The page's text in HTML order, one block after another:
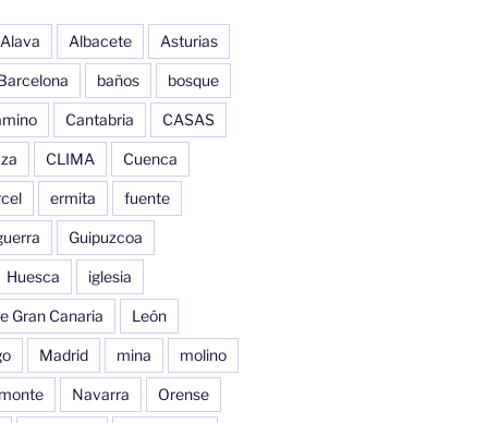
Alava Albacete Asturias
baños bosque
Cantabria CASAS
CLIMA Cuenca
ermita fuente
Guipuzcoa
Huesca iglesia
Gran Canaria León
Madrid mina molino
monte Navarra Orense